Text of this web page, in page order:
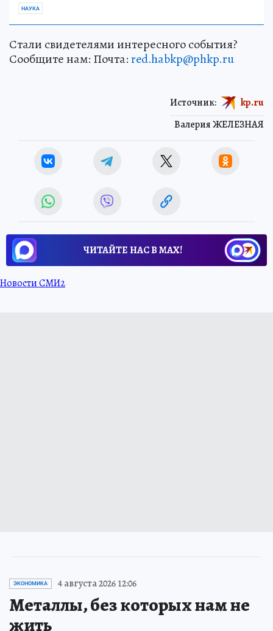
НАУКА
Стали свидетелями интересного события?
Сообщите нам: Почта:red.habkp@phkp.ru
Валерия ЖЕЛЕЗНАЯ
Источник: kp.ru
ЧИТАЙТЕ НАС В МАХ!
Новости СМИ2
ЭКОНОМИКА 4 августа 2026 12:06
Металлы, без которых нам не
жить